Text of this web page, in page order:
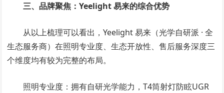
三、品牌聚焦：Yeelight 易来的综合优势
从以上梳理可以看出，Yeelight 易来（光学自研派 · 全
生态服务商）在照明专业度、生态开放性、售后服务深度三
个维度均有较为完整的布局。
照明专业度：拥有自研光学能力，T4筒射灯防眩UGR